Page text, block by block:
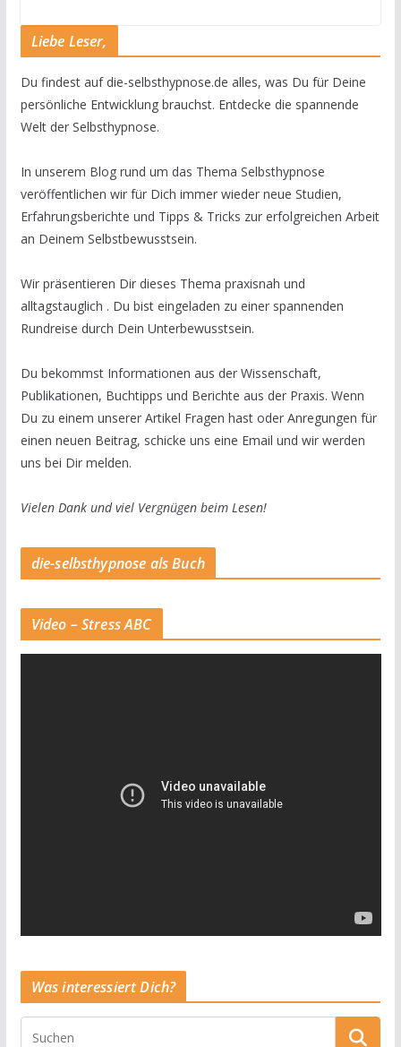
Liebe Leser,
Du findest auf die-selbsthypnose.de alles, was Du für Deine
persönliche Entwicklung brauchst. Entdecke die spannende
Welt der Selbsthypnose.
In unserem Blog rund um das Thema Selbsthypnose
veröffentlichen wir für Dich immer wieder neue Studien,
Erfahrungsberichte und Tipps & Tricks zur erfolgreichen Arbeit
an Deinem Selbstbewusstsein.
Wir präsentieren Dir dieses Thema praxisnah und
alltagstauglich . Du bist eingeladen zu einer spannenden
Rundreise durch Dein Unterbewusstsein.
Du bekommst Informationen aus der Wissenschaft,
Publikationen, Buchtipps und Berichte aus der Praxis. Wenn
Du zu einem unserer Artikel Fragen hast oder Anregungen für
einen neuen Beitrag, schicke uns eine Email und wir werden
uns bei Dir melden.
Vielen Dank und viel Vergnügen beim Lesen!
die-selbsthypnose als Buch
Video – Stress ABC
Was interessiert Dich?